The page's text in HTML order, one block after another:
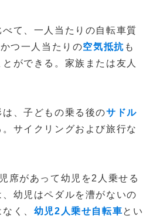
て、一人当たりの自転車質
つ一人当たりの空気抵抗 も
ができる。家族または友人
、子どもの乗る後のサドル
サイクリングおよび旅行な
席があって幼児を2人乗せる
幼児はペダルを漕がないの
く、 幼児2人乗せ自転車とい